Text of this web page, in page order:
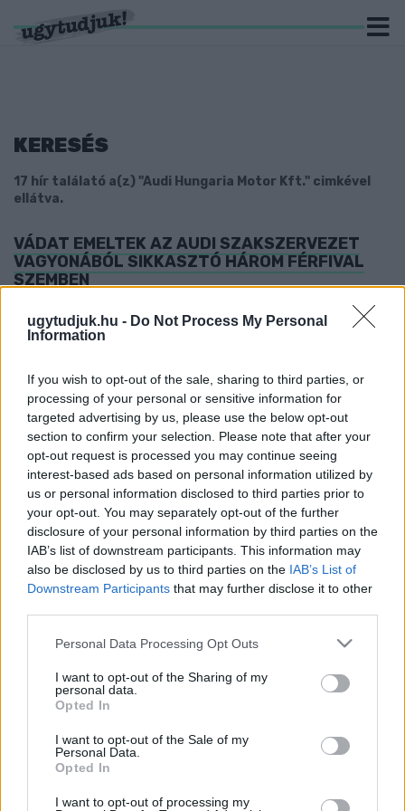
ugytudjuk.hu - Do Not Process My Personal
Information
If you wish to opt-out of the sale, sharing to third parties, or
processing of your personal or sensitive information for
targeted advertising by us, please use the below opt-out
section to confirm your selection. Please note that after your
opt-out request is processed you may continue seeing
interest-based ads based on personal information utilized by
us or personal information disclosed to third parties prior to
your opt-out. You may separately opt-out of the further
disclosure of your personal information by third parties on the
IAB’s list of downstream participants. This information may
also be disclosed by us to third parties on the IAB’s List of
Downstream Participants that may further disclose it to other
Please note that this website/app uses one or more Google
not limited to your visit or usage behaviour. You may click to
grant or deny consent to Google and its third-party tags to
use your data for below specified purposes in below Google
consent section.
Personal Data Processing Opt Outs
I want to opt-out of the Sharing of my
personal data.
Opted In
I want to opt-out of the Sale of my
Personal Data.
Opted In
I want to opt-out of processing my
KERESÉS
17 hír találató a(z) "Audi Hungaria Motor Kft." cimkével
ellátva.
VÁDAT EMELTEK AZ AUDI SZAKSZERVEZET
VAGYONÁBÓL SIKKASZTÓ HÁROM FÉRFIVAL
SZEMBEN
Több mint 500 millió forintot nyúltak le négy év alatt.
2023. november. 14. 16:26
A 25 év alatt összesen 662 000 darab TT Coupé és TT Roadster
modellt készítettek a győri munkatársak.
AUDI-SZAKSZERVEZET: EGYÜTTMŰKÖDÜNK A
HATÓSÁGOKKAL
2023. október. 06. 08:27
Az elnök szerint az AHFSZ anyagi helyzete továbbra is stabil és
előremutató.
INFORMATIKAI HIBA MIATT ÁLLNAK A
VOLKSWAGEN-KONSZERN GYÁRAI, A GYŐRI
AUDI IS ÉRINTETT
Világszerte állnak a Volkswagen gyárai.
LÁZÁR JÁNOS AZ AUDIBA IS ELLÁTOGATOTT
PÉNTEKEN
2023. június. 19. 12:10
hamarosan induló PPE elektromos hajtások gyártóterületét
tekintette meg.